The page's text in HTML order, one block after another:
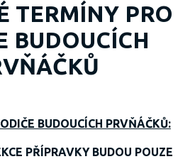
TERMÍNY PRO
BUDOUCÍCH
BUDOUCÍCH PRVŇÁČKŮ:
PŘÍPRAVKY BUDOU POUZE